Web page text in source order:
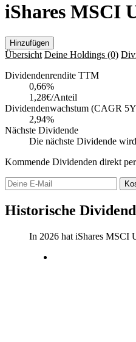
iShares MSCI
Hinzufügen
Übersicht Deine Holdings (0)
Dividendenrendite TTM
0,66%
1,28€/Anteil
Dividendenwachstum (CAGR
2,94%
Nächste Dividende
Die nächste Dividende
Kommende Dividenden direkt
Historische
In 2026 hat iShares MSCI